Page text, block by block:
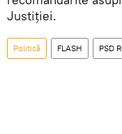
Justiţiei.
Politică FLASH PSD